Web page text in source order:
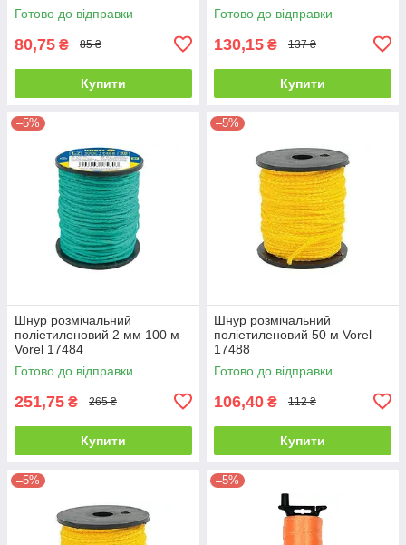
Готово до відправки
80,75 ₴ 85 ₴
Купити
Готово до відправки
130,15 ₴ 137 ₴
Купити
–5%
Шнур розмічальний
поліетиленовий 2 мм 100 м
Vorel 17484
Готово до відправки
251,75 ₴ 265 ₴
Купити
–5%
Шнур розмічальний
поліетиленовий 50 м Vorel
17488
Готово до відправки
106,40 ₴ 112 ₴
Купити
–5% –5%